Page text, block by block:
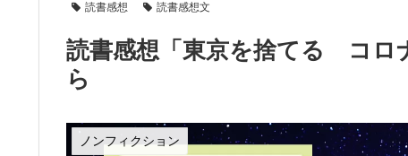
読書感想 読書感想文
読書感想「東京を捨てる コロ
ら
ノンフィクション